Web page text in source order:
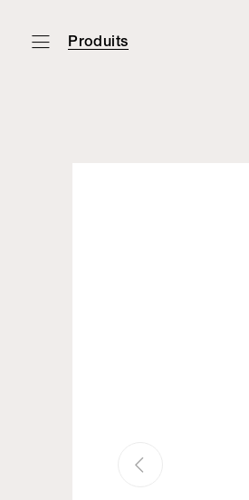
Produits